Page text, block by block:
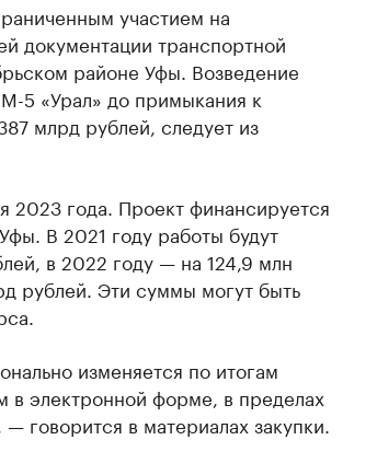
участием на
документации транспортной
районе Уфы. Возведение
М-5 «Урал» до примыкания к
млрд рублей, следует из
2023 года. Проект финансируется
В 2021 году работы будут
в 2022 году — на 124,9 млн
рублей. Эти суммы могут быть
изменяется по итогам
в электронной форме, в пределах
говорится в материалах закупки.